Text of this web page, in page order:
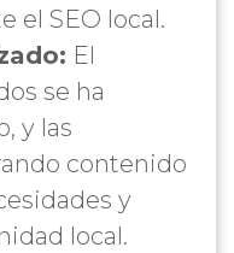
el SEO local.
El
se ha
y las
contenido
y
local.